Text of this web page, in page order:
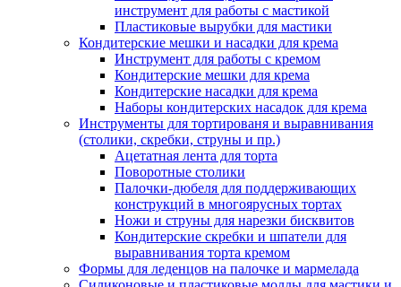
инструмент для работы с мастикой
Пластиковые вырубки для мастики
Кондитерские мешки и насадки для крема
Инструмент для работы с кремом
Кондитерские мешки для крема
Кондитерские насадки для крема
Наборы кондитерских насадок для крема
Инструменты для тортированя и выравнивания
(столики, скребки, струны и пр.)
Ацетатная лента для торта
Поворотные столики
Палочки-дюбеля для поддерживающих
конструкций в многоярусных тортах
Ножи и струны для нарезки бисквитов
Кондитерские скребки и шпатели для
выравнивания торта кремом
Формы для леденцов на палочке и мармелада